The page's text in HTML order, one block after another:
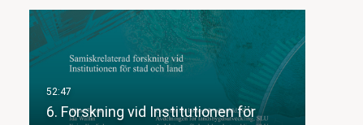
6. Forskning vid Institutionen för